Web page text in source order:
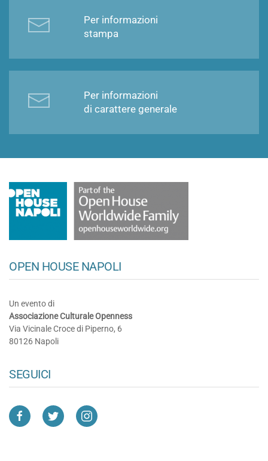
Per informazioni
stampa
Per informazioni
di carattere generale
OPEN HOUSE NAPOLI
Un evento di
Associazione Culturale Openness
Via Vicinale Croce di Piperno, 6
80126 Napoli
SEGUICI